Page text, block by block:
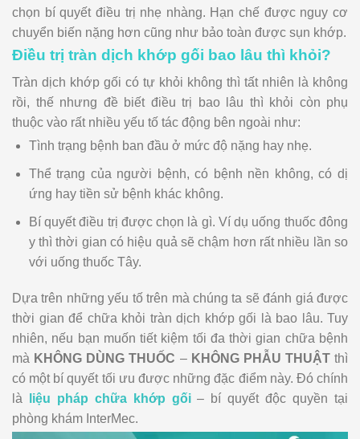
chọn bí quyết điều trị nhẹ nhàng. Hạn chế được nguy cơ
chuyển biến nặng hơn cũng như bảo toàn được sụn khớp.
Điều trị tràn dịch khớp gối bao lâu thì khỏi?
Tràn dịch khớp gối có tự khỏi không thì tất nhiên là không
rồi, thế nhưng đề biết điều trị bao lâu thì khỏi còn phụ
thuộc vào rất nhiều yếu tố tác động bên ngoài như:
Tình trạng bệnh ban đầu ở mức độ nặng hay nhẹ.
Thể trạng của người bệnh, có bệnh nền không, có dị
ứng hay tiền sử bệnh khác không.
Bí quyết điều trị được chọn là gì. Ví dụ uống thuốc đông
y thì thời gian có hiệu quả sẽ chậm hơn rất nhiều lần so
với uống thuốc Tây.
Dựa trên những yếu tố trên mà chúng ta sẽ đánh giá được
thời gian để chữa khỏi tràn dịch khớp gối là bao lâu. Tuy
nhiên, nếu bạn muốn tiết kiệm tối đa thời gian chữa bệnh
mà KHÔNG DÙNG THUỐC – KHÔNG PHẪU THUẬTthì
có một bí quyết tối ưu được những đặc điểm này. Đó chính
là
liệu pháp chữa khớp gối– bí quyết độc quyền tại
phòng khám InterMec.